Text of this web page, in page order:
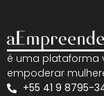
é uma plataforma
empoderar
+55 41 9 8795-